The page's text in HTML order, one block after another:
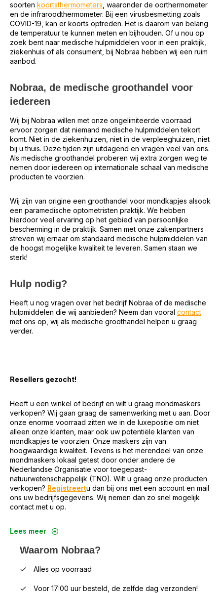
soorten koortsthermometers , waaronder de oorthermometer
en de infraroodthermometer. Bij een virusbesmetting zoals
COVID-19, kan er koorts optreden. Het is daarom van belang
de temperatuur te kunnen meten en bijhouden. Of u nou op
zoek bent naar medische hulpmiddelen voor in een praktijk,
ziekenhuis of als consument, bij Nobraa hebben wij een ruim
aanbod.
Nobraa, de medische groothandel voor
iedereen
Wij bij Nobraa willen met onze ongelimiteerde voorraad
ervoor zorgen dat niemand medische hulpmiddelen tekort
komt. Niet in de ziekenhuizen, niet in de verpleeghuizen, niet
bij u thuis. Deze tijden zijn uitdagend en vragen veel van ons.
Als medische groothandel proberen wij extra zorgen weg te
nemen door iedereen op internationale schaal van medische
producten te voorzien.
Wij zijn van origine een groothandel voor mondkapjes alsook
een paramedische optometristen praktijk. We hebben
hierdoor veel ervaring op het gebied van persoonlijke
bescherming in de praktijk. Samen met onze zakenpartners
streven wij ernaar om standaard medische hulpmiddelen van
de hoogst mogelijke kwaliteit te leveren. Samen staan we
sterk!
Hulp nodig?
Heeft u nog vragen over het bedrijf Nobraa of de medische
hulpmiddelen die wij aanbieden? Neem dan vooral contact
met ons op, wij als medische groothandel helpen u graag
verder.
Resellers gezocht!
Heeft u een winkel of bedrijf en wilt u graag mondmaskers
verkopen? Wij gaan graag de samenwerking met u aan. Door
onze enorme voorraad zitten we in de luxepositie om niet
alleen onze klanten, maar ook uw potentiële klanten van
mondkapjes te voorzien. Onze maskers zijn van
hoogwaardige kwaliteit. Tevens is het merendeel van onze
mondmaskers lokaal getest door onder andere de
Nederlandse Organisatie voor toegepast-
natuurwetenschappelijk (TNO). Wilt u graag onze producten
verkopen? Registreertu dan bij ons met een account en mail
ons uw bedrijfsgegevens. Wij nemen dan zo snel mogelijk
contact met u op.
Lees meer
Waarom Nobraa?
Alles op voorraad
Voor 17:00 uur besteld, de zelfde dag verzonden!